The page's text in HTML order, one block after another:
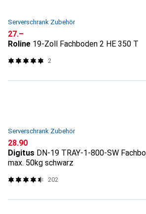
Serverschrank Zubehör
CHF
27.–
Roline 19-Zoll Fachboden 2 HE 350 T
2
Serverschrank Zubehör
CHF
28.90
Digitus DN-19 TRAY-1-800-SW
max. 50kg schwarz
202